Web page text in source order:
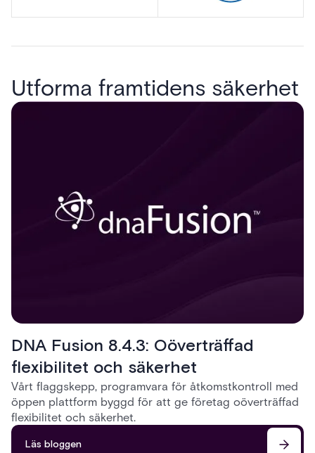
Utforma framtidens säkerhet
DNA Fusion 8.4.3: Oöverträffad
flexibilitet och säkerhet
Vårt flaggskepp, programvara för åtkomstkontroll med
öppen plattform byggd för att ge företag oöverträffad
flexibilitet och säkerhet.
Läs bloggen